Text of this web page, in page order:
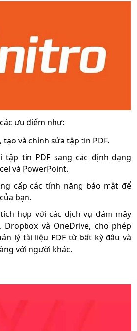
ưu điểm như:
tạo và chỉnh sửa tập tin PDF.
tập tin PDF sang các định dạng
và PowerPoint.
cấp các tính năng bảo mật để
bạn.
hợp với các dịch vụ đám mây
Dropbox và OneDrive, cho phép
lý tài liệu PDF từ bất kỳ đâu và
với người khác.